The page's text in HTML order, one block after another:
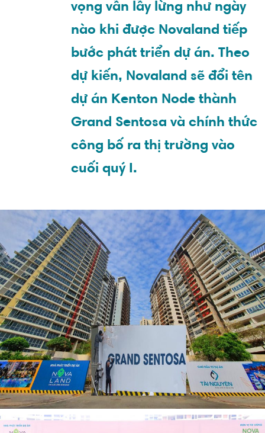
vọng vẫn lẫy lừng như ngày
nào khi được Novaland tiếp
bước phát triển dự án. Theo
dự kiến, Novaland sẽ đổi tên
dự án Kenton Node thành
Grand Sentosa và chính thức
công bố ra thị trường vào
cuối quý I.